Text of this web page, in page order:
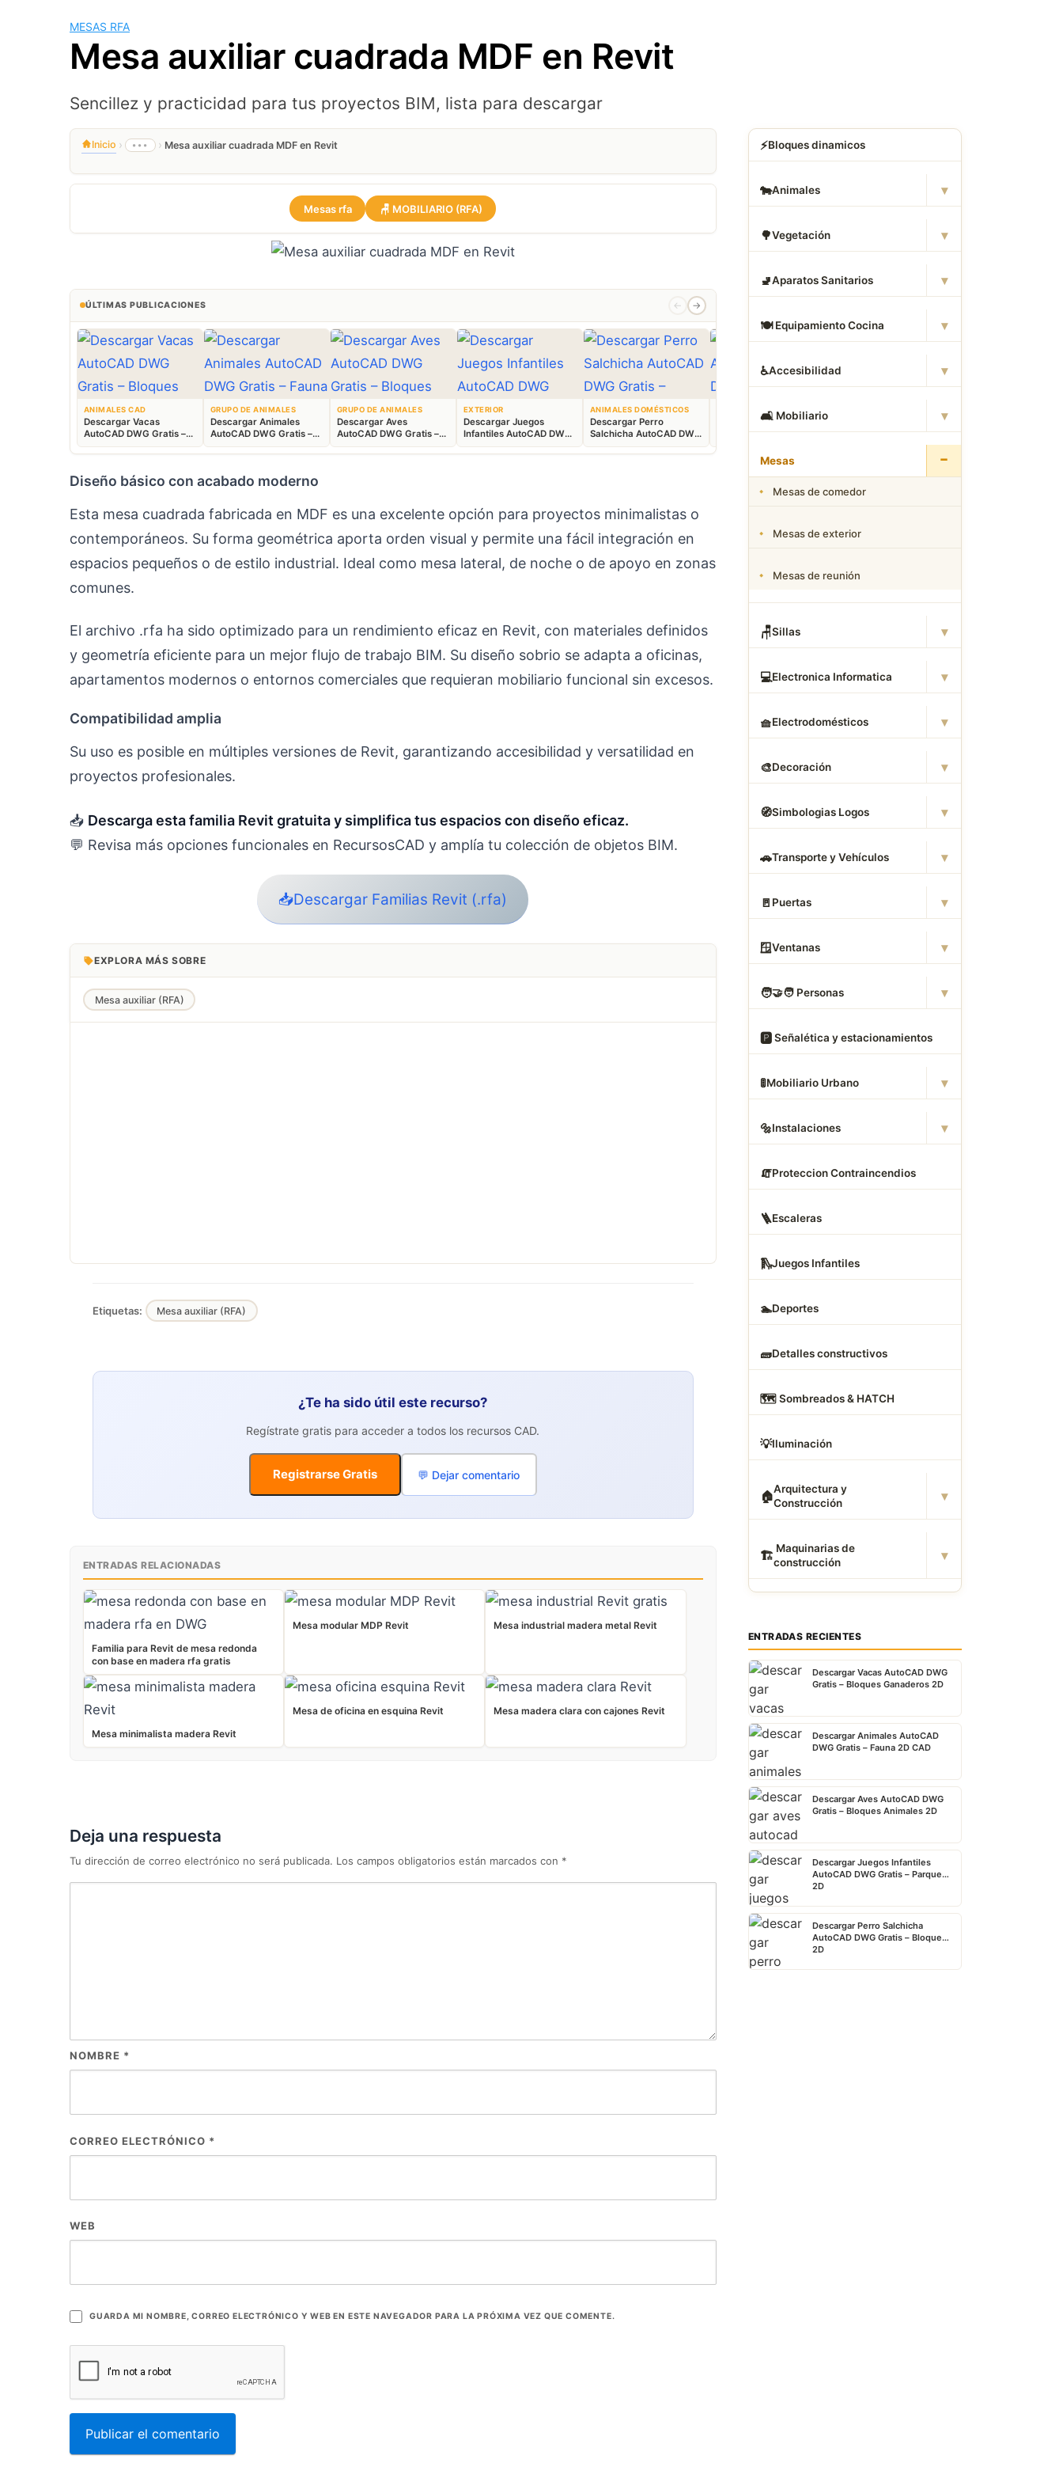
MESAS RFA
Mesa auxiliar cuadrada MDF en Revit
Sencillez y practicidad para tus proyectos BIM, lista para descargar
Inicio › ••• › Mesa auxiliar cuadrada MDF en Revit
Mesas rfa 🪑 MOBILIARIO (RFA)
ÚLTIMAS PUBLICACIONES ← →
ANIMALES CAD
Descargar Vacas
AutoCAD DWG Gratis –
Bloques Ganaderos 2D
GRUPO DE ANIMALES
Descargar Animales
AutoCAD DWG Gratis –
Fauna 2D CAD
GRUPO DE ANIMALES
Descargar Aves
AutoCAD DWG Gratis –
Bloques Animales 2D
EXTERIOR
Descargar Juegos
Infantiles AutoCAD DWG
Gratis – Parque 2D
ANIMALES DOMÉSTICOS
Descargar Perro
Salchicha AutoCAD DWG
Gratis – Bloque 2D
Descargar Abrigos
AutoCAD DWG Gratis –
AutoCAD DWG Gratis –
Diseño básico con acabado moderno
Esta mesa cuadrada fabricada en MDF es una excelente opción para proyectos minimalistas o
contemporáneos. Su forma geométrica aporta orden visual y permite una fácil integración en
espacios pequeños o de estilo industrial. Ideal como mesa lateral, de noche o de apoyo en zonas
comunes.
El archivo .rfa ha sido optimizado para un rendimiento eficaz en Revit, con materiales definidos
y geometría eficiente para un mejor flujo de trabajo BIM. Su diseño sobrio se adapta a oficinas,
apartamentos modernos o entornos comerciales que requieran mobiliario funcional sin excesos.
Compatibilidad amplia
Su uso es posible en múltiples versiones de Revit, garantizando accesibilidad y versatilidad en
proyectos profesionales.
📥 Descarga esta familia Revit gratuita y simplifica tus espacios con diseño eficaz.
💬 Revisa más opciones funcionales en RecursosCAD y amplía tu colección de objetos BIM.
📥Descargar Familias Revit (.rfa)
EXPLORA MÁS SOBRE
Mesa auxiliar (RFA)
Etiquetas: Mesa auxiliar (RFA)
¿Te ha sido útil este recurso?
Regístrate gratis para acceder a todos los recursos CAD.
Registrarse Gratis 💬 Dejar comentario
ENTRADAS RELACIONADAS
Familia para Revit de mesa redonda
con base en madera rfa gratis
Mesa modular MDP Revit Mesa industrial madera metal Revit
Mesa minimalista madera Revit
Mesa de oficina en esquina Revit Mesa madera clara con cajones Revit
Deja una respuesta
Tu dirección de correo electrónico no será publicada. Los campos obligatorios están marcados con *
NOMBRE *
CORREO ELECTRÓNICO *
WEB
GUARDA MI NOMBRE, CORREO ELECTRÓNICO Y WEB EN ESTE NAVEGADOR PARA LA PRÓXIMA VEZ QUE COMENTE.
⚡Bloques dinamicos
🐄Animales ▾
🌳Vegetación ▾
🚽Aparatos Sanitarios ▾
🍽️ Equipamiento Cocina ▾
♿Accesibilidad ▾
🛋 ️ Mobiliario ▾
Mesas −
Mesas de comedor
Mesas de exterior
Mesas de reunión
🪑Sillas ▾
💻Electronica Informatica ▾
🧺Electrodomésticos ▾
🎨Decoración ▾
🧭Simbologias Logos ▾
🚗Transporte y Vehículos ▾
🚪 Puertas ▾
🪟Ventanas ▾
🧑‍🤝‍🧑 Personas ▾
🅿️ Señalética y estacionamientos
🚦Mobiliario Urbano ▾
🔩Instalaciones ▾
🧯Proteccion Contraincendios
🪜Escaleras
🛝Juegos Infantiles
🏊Deportes
🧱Detalles constructivos
🗺️ Sombreados & HATCH
💡Iluminación
🏠Arquitectura y
Construcción
▾
🏗 ️ Maquinarias de
construcción
▾
ENTRADAS RECIENTES
Descargar Vacas AutoCAD DWG
Gratis – Bloques Ganaderos 2D
Descargar Animales AutoCAD
DWG Gratis – Fauna 2D CAD
Descargar Aves AutoCAD DWG
Gratis – Bloques Animales 2D
Descargar Juegos Infantiles
AutoCAD DWG Gratis – Parque
2D
Descargar Perro Salchicha
AutoCAD DWG Gratis – Bloque
2D